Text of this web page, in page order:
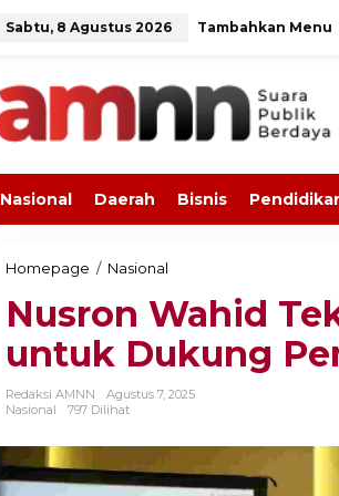
Sabtu, 8 Agustus 2026 Tambahkan Menu
Nasional Daerah Bisnis
Homepage / Nasional
s
r
o
n
W
i
T
Nusron Wahid
untuk Dukung
Redaksi AMNN
Agustus 7, 2025
Nasional
797 Dilihat